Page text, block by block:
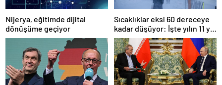
Nijerya, eğitimde dijital
dönüşüme geçiyor
Sıcaklıklar eksi 60 dereceye
kadar düşüyor: İşte yılın 11 yılı
kışı yaşayan şehir!